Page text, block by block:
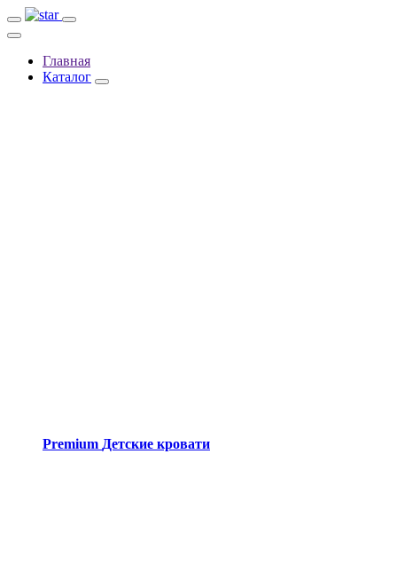
Главная
Каталог
Premium Детские кровати